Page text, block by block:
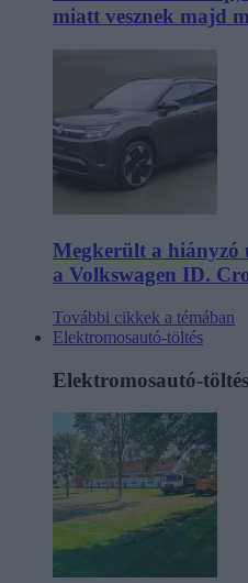
miatt vesznek majd
Megkerült a hiányzó
a Volkswagen ID.
További cikkek a témában
Elektromosautó-töltés
Elektromosautó-töltés